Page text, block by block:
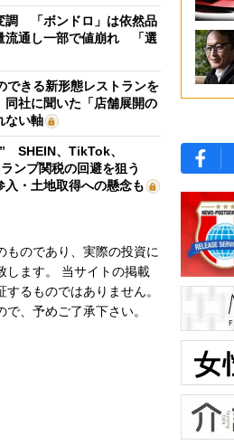
調 「ボンドロ」は依然品
流通し一部で値崩れ 「選
できる新形態レストランを
社に聞いた「店舗展開の
ない軸
SHEIN、TikTok、
ンプ関税の回避を狙う
・土地取得への懸念も
ものであり、実際の投資に
します。 当サイトの掲載
るものではありません。
、予めご了承下さい。